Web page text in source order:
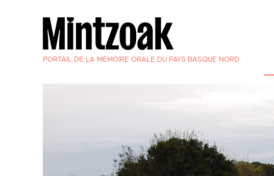
PORTAIL DE LA MÉMOIRE ORALE DU PAYS BASQUE NORD